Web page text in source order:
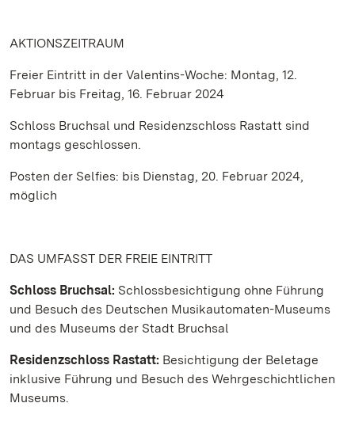
AKTIONSZEITRAUM
Freier Eintritt in der Valentins-Woche: Montag, 12.
Februar bis Freitag, 16. Februar 2024
Schloss Bruchsal und Residenzschloss Rastatt sind
montags geschlossen.
Posten der Selfies: bis Dienstag, 20. Februar 2024,
möglich
DAS UMFASST DER FREIE EINTRITT
Schloss Bruchsal: Schlossbesichtigung ohne Führung
und Besuch des Deutschen Musikautomaten-Museums
und des Museums der Stadt Bruchsal
Residenzschloss Rastatt: Besichtigung der Beletage
inklusive Führung und Besuch des Wehrgeschichtlichen
Museums.